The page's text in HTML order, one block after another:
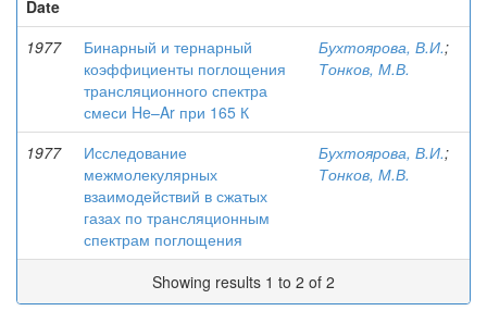
Date
1977
Бинарный и тернарный
коэффициенты поглощения
трансляционного спектра
смеси He–Ar при 165 К
Бухтоярова, В.И.;
Тонков, М.В.
1977
Исследование
межмолекулярных
взаимодействий в сжатых
газах по трансляционным
спектрам поглощения
Бухтоярова, В.И.;
Тонков, М.В.
Showing results 1 to 2 of 2